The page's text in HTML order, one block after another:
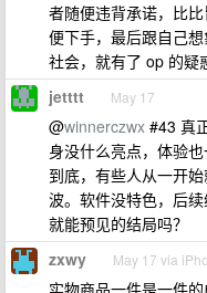
者随便违背承诺，比
便下手，最后跟自己
社会，就有了 op 的疑
jetttt May 17
@winnerczwx #43 真
身没什么亮点，体验
到底，有些人从一开
波。软件没特色，后
就能预见的结局吗？
zxwy May 17 via
实物商品一件是一件